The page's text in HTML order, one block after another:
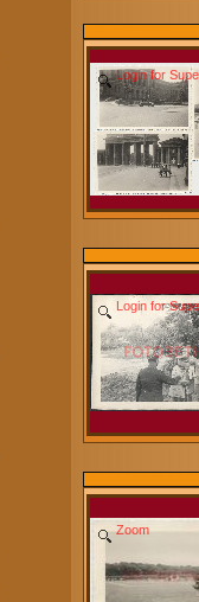
Login for
Login for
Zoom